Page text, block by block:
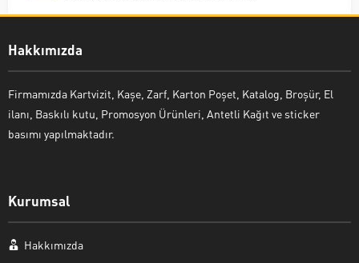
Hakkımızda
Firmamızda Kartvizit, Kaşe, Zarf, Karton Poşet, Katalog, Broşür, El
ilanı, Baskılı kutu, Promosyon Ürünleri, Antetli Kağıt ve sticker
basımı yapılmaktadır.
Kurumsal
Hakkımızda